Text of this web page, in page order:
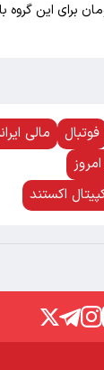
و ۲۵۰ هزار تومان برای
فوتبال
مالی
اکستند